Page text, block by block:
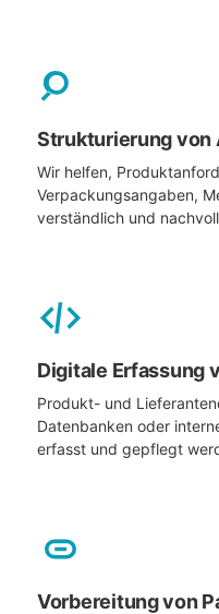
Strukturierung von
Wir helfen,
Verpackungsangaben,
verständlich und
Digitale Erfassung
Produkt- und
Datenbanken oder
erfasst und gepflegt
Vorbereitung von